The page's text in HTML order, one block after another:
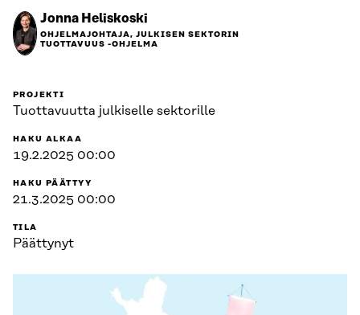
Jonna Heliskoski
OHJELMAJOHTAJA, JULKISEN SEKTORIN
TUOTTAVUUS -OHJELMA
PROJEKTI
Tuottavuutta julkiselle sektorille
HAKU ALKAA
19.2.2025 00:00
HAKU PÄÄTTYY
21.3.2025 00:00
TILA
Päättynyt